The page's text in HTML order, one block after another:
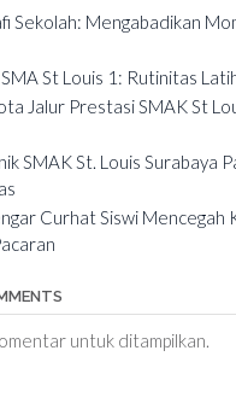
Sekolah: Mengabadikan
St Louis 1: Rutinitas
Jalur Prestasi SMAK St
SMAK St. Louis Surabaya
Curhat Siswi Mencegah
untuk ditampilkan.